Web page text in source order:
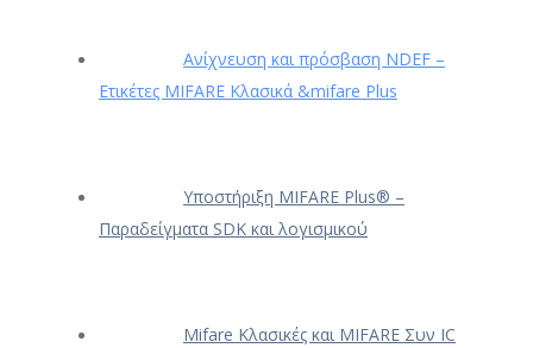
Ανίχνευση και πρόσβαση NDEF –
Ετικέτες MIFARE Κλασικά &mifare Plus
Υποστήριξη MIFARE Plus® –
Παραδείγματα SDK και λογισμικού
Mifare Κλασικές και MIFARE Συν IC